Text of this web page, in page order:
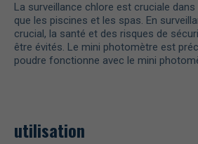
La surveillance chlore est cruciale
que les piscines et les spas. En
crucial, la santé et des risques de
être évités. Le mini photomètre est
poudre fonctionne avec le mini
utilisation